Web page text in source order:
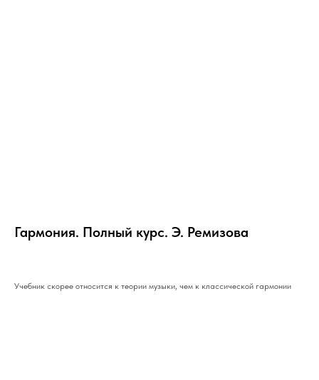
Гармония. Полный курс. Э. Ремизова
Учебник скорее относится к теории музыки, чем к классической гармонии